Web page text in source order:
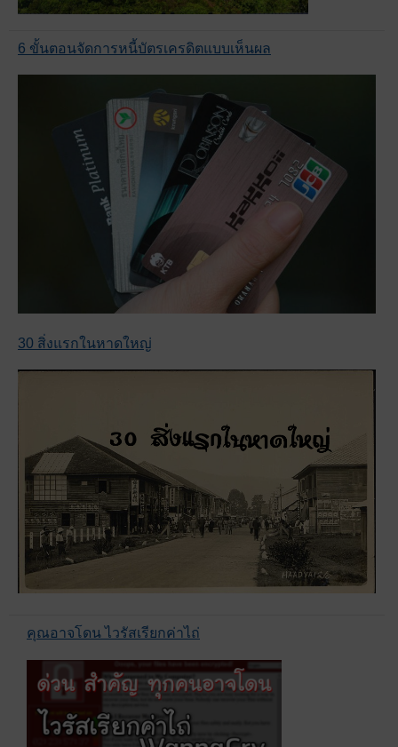
6 ขั้นตอนจัดการหนี้บัตรเครดิตแบบเห็นผล
30 สิ่งแรกในหาดใหญ่
คุณอาจโดน ไวรัสเรียกค่าไถ่